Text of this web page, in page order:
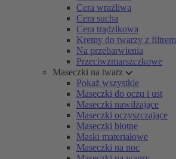
Cera wrażliwa
Cera sucha
Cera trądzikowa
Kremy do twarzy z filtrem
Na przebarwienia
Przeciwzmarszczkowe
Maseczki na twarz
Pokaż wszystkie
Maseczki do oczu i ust
Maseczki nawilżające
Maseczki oczyszczające
Maseczki błotne
Maski materiałowe
Maseczki na noc